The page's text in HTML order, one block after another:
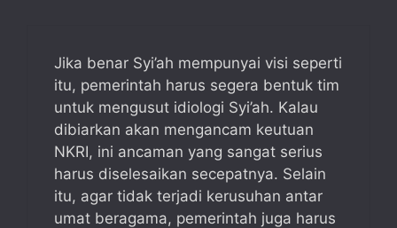
Jika benar Syi’ah mempunyai visi seperti
itu, pemerintah harus segera bentuk tim
untuk mengusut idiologi Syi’ah. Kalau
dibiarkan akan mengancam keutuan
NKRI, ini ancaman yang sangat serius
harus diselesaikan secepatnya. Selain
itu, agar tidak terjadi kerusuhan antar
umat beragama, pemerintah juga harus